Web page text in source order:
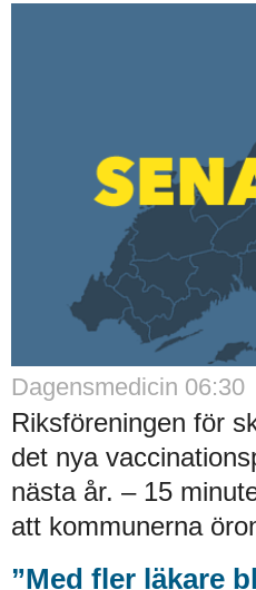
Dagensmedicin 06:30
Riksföreningen för
det nya
nästa år. – 15
att kommunerna
”Med fler läkare